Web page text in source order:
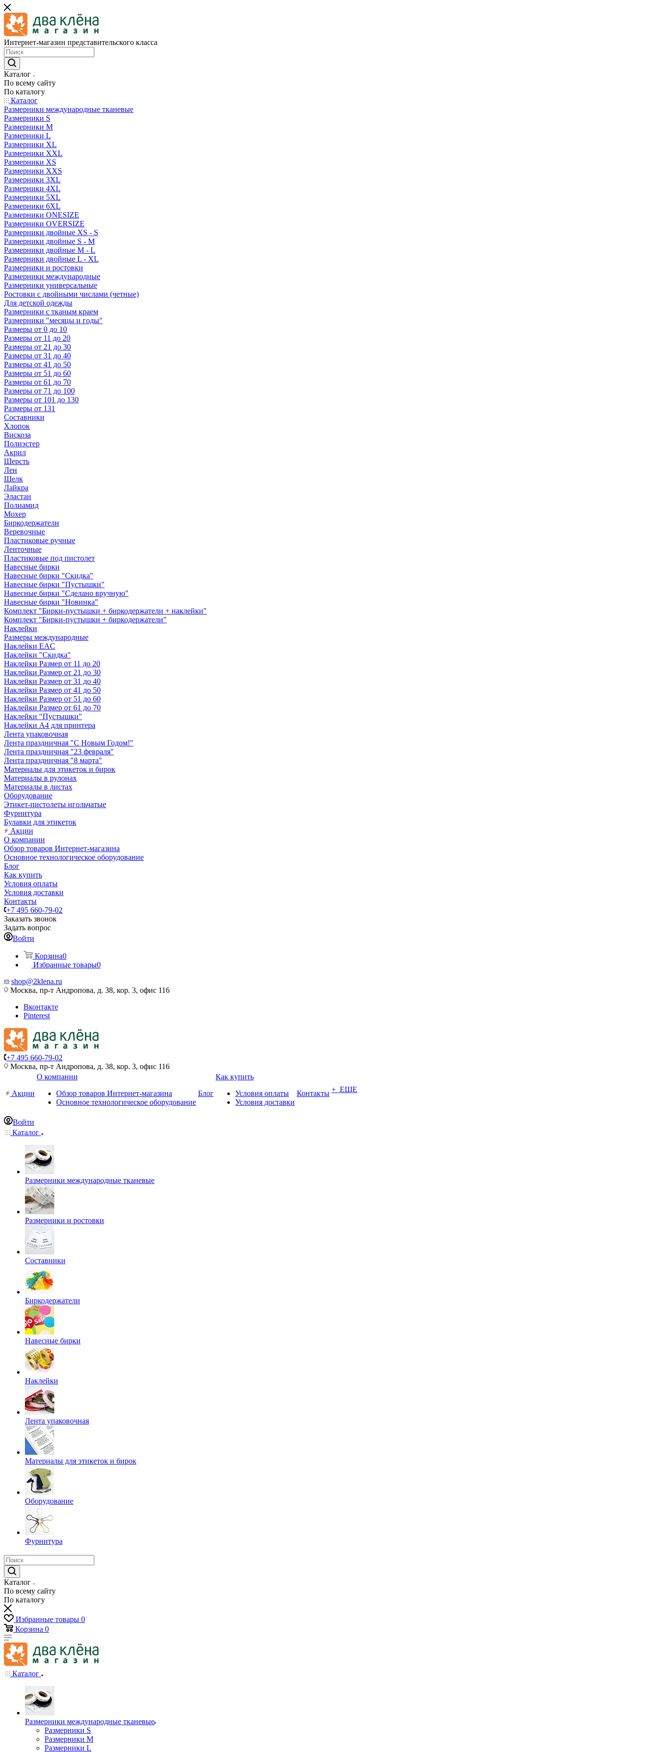
Интернет-магазин представительского класса
Каталог
По всему сайту
По каталогу
Каталог
Размерники международные тканевые
Размерники S
Размерники M
Размерники L
Размерники XL
Размерники XXL
Размерники XS
Размерники XXS
Размерники 3XL
Размерники 4XL
Размерники 5XL
Размерники 6XL
Размерники ONESIZE
Размерники OVERSIZE
Размерники двойные XS - S
Размерники двойные S - M
Размерники двойные M - L
Размерники двойные L - XL
Размерники и ростовки
Размерники международные
Размерники универсальные
Ростовки с двойными числами (четные)
Для детской одежды
Размерники с тканым краем
Размерники "месяцы и годы"
Размеры от 0 до 10
Размеры от 11 до 20
Размеры от 21 до 30
Размеры от 31 до 40
Размеры от 41 до 50
Размеры от 51 до 60
Размеры от 61 до 70
Размеры от 71 до 100
Размеры от 101 до 130
Размеры от 131
Составники
Хлопок
Вискоза
Полиэстер
Акрил
Шерсть
Лен
Шелк
Лайкра
Эластан
Полиамид
Мохер
Биркодержатели
Веревочные
Пластиковые ручные
Ленточные
Пластиковые под пистолет
Навесные бирки
Навесные бирки "Скидка"
Навесные бирки "Пустышки"
Навесные бирки "Сделано вручную"
Навесные бирки "Новинка"
Комплект "Бирки-пустышки + биркодержатели + наклейки"
Комплект "Бирки-пустышки + биркодержатели"
Наклейки
Размеры международные
Наклейки EAC
Наклейки "Скидка"
Наклейки Размер от 11 до 20
Наклейки Размер от 21 до 30
Наклейки Размер от 31 до 40
Наклейки Размер от 41 до 50
Наклейки Размер от 51 до 60
Наклейки Размер от 61 до 70
Наклейки "Пустышки"
Наклейки А4 для принтера
Лента упаковочная
Лента праздничная "С Новым Годом!"
Лента праздничная "23 февраля"
Лента праздничная "8 марта"
Материалы для этикеток и бирок
Материалы в рулонах
Материалы в листах
Оборудование
Этикет-пистолеты игольчатые
Фурнитура
Булавки для этикеток
Акции
О компании
Обзор товаров Интернет-магазина
Основное технологическое оборудование
Блог
Как купить
Условия оплаты
Условия доставки
Контакты
+7 495 660-79-02
Заказать звонок
Задать вопрос
Войти
Корзина0
Избранные товары0
shop@2klena.ru
Москва, пр-т Андропова, д. 38, кор. 3, офис 116
Вконтакте
Pinterest
+7 495 660-79-02
Москва, пр-т Андропова, д. 38, кор. 3, офис 116
Акции
О компании
Обзор товаров Интернет-магазина
Основное технологическое оборудование
Блог
Как купить
Условия оплаты
Условия доставки
Контакты + ЕЩЕ
Войти
Каталог
Размерники международные тканевые
Размерники и ростовки
Составники
Биркодержатели
Навесные бирки
Наклейки
Лента упаковочная
Материалы для этикеток и бирок
Оборудование
Фурнитура
Каталог
По всему сайту
По каталогу
Избранные товары 0
Корзина 0
Каталог
Размерники международные тканевые
Размерники S
Размерники M
Размерники L